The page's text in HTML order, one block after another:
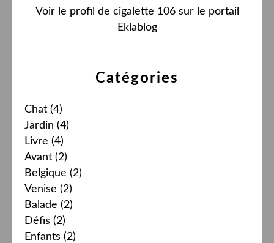
Catégories
Chat (4)
Jardin (4)
Livre (4)
Avant (2)
Belgique (2)
Venise (2)
Balade (2)
Défis (2)
Enfants (2)
Voir le profil de cigalette 106sur le portail
Eklablog